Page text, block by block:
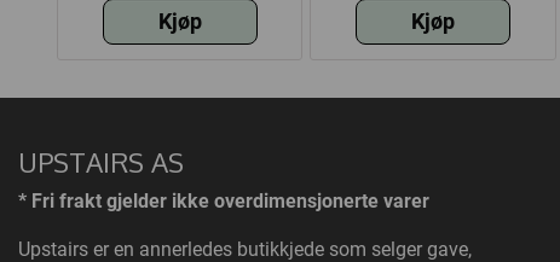
Kjøp Kjøp
UPSTAIRS AS
* Fri frakt gjelder ikke overdimensjonerte varer
Upstairs er en annerledes butikkjede som selger gave,